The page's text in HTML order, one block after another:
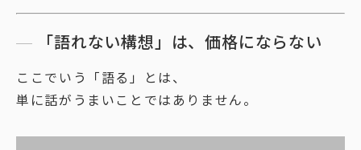
「語れない構想」は、価格にならない
ここでいう「語る」とは、
単に話がうまいことではありません。